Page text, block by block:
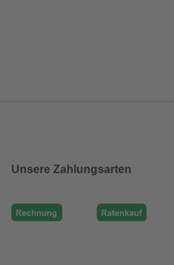
Unsere Zahlungsarten